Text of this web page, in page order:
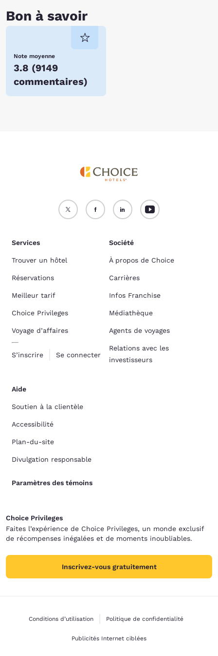
Bon à savoir
Note moyenne
3.8 (9149
commentaires)
Services
Trouver un hôtel
Réservations
Meilleur tarif
Choice Privileges
Voyage d’affaires
S’inscrire Se connecter
Société
À propos de Choice
Carrières
Infos Franchise
Médiathèque
Agents de voyages
Relations avec les
investisseurs
Aide
Soutien à la clientèle
Accessibilité
Plan-du-site
Divulgation responsable
Paramètres des témoins
Choice Privileges
Faites l’expérience de Choice Privileges, un monde exclusif
de récompenses inégalées et de moments inoubliables.
Inscrivez-vous gratuitement
Conditions d’utilisation Politique de confidentialité
Publicités Internet ciblées